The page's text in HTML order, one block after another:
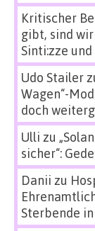
Kritischer
gibt, sind wir
Sinti:zze und
Udo Stailer
Wagen“-
doch
Ulli zu
sicher“:
Danii zu
Sterbende